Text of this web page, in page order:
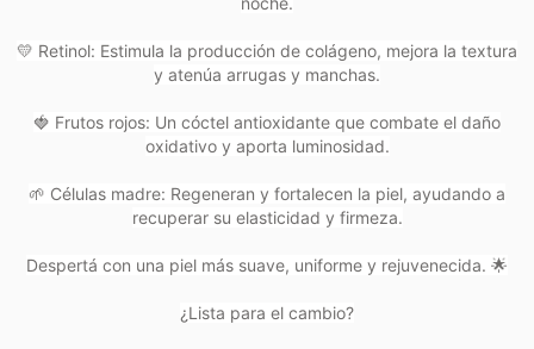
💛 Retinol: Estimula la producción de colágeno, mejora la textura
y atenúa arrugas y manchas.
🍓 Frutos rojos: Un cóctel antioxidante que combate el daño
oxidativo y aporta luminosidad.
🌱 Células madre: Regeneran y fortalecen la piel, ayudando a
recuperar su elasticidad y firmeza.
Despertá con una piel más suave, uniforme y rejuvenecida. 🌟
¿Lista para el cambio?